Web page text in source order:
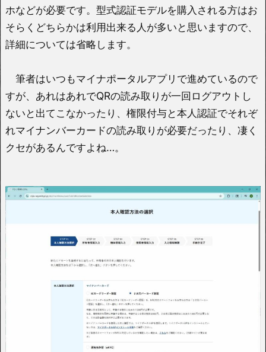
ホなどが必要です。型式認証モデルを購入される方はお
そらくどちらかは利用出来る人が多いと思いますので、
詳細については省略します。
筆者はいつもマイナポータルアプリで進めているので
すが、あれはあれでQRの読み取りが一回ログアウトし
ないと出てこなかったり、権限付与と本人認証でそれぞ
れマイナンバーカードの読み取りが必要だったり、凄く
クセがあるんですよね…。